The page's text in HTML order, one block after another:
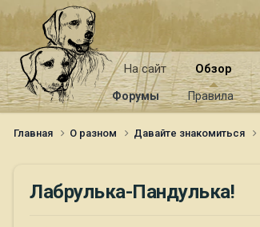
На сайт Обзор
Форумы Правила
Главная О разном Давайте знакомиться
Лабрулька-Пандулька!